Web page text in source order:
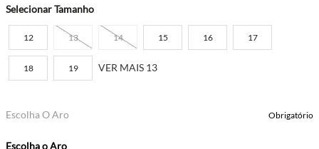
Tamanho
12 13 14 15 16 17
18 19 VER MAIS 13
Escolha O Aro Obrigatório